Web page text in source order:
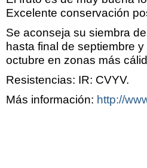
Excelente conservación
Se aconseja su siembra
hasta final de septiembre
octubre en zonas más
Resistencias: IR: CVYV.
Más información: http://